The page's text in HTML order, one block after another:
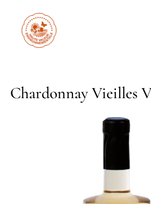
Chardonnay Vieilles